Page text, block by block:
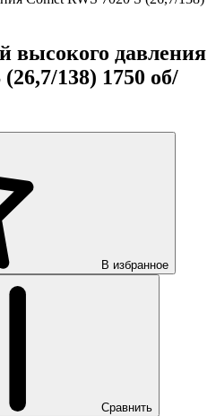
высокого давления
138) 1750 об/
В избранное
Сравнить